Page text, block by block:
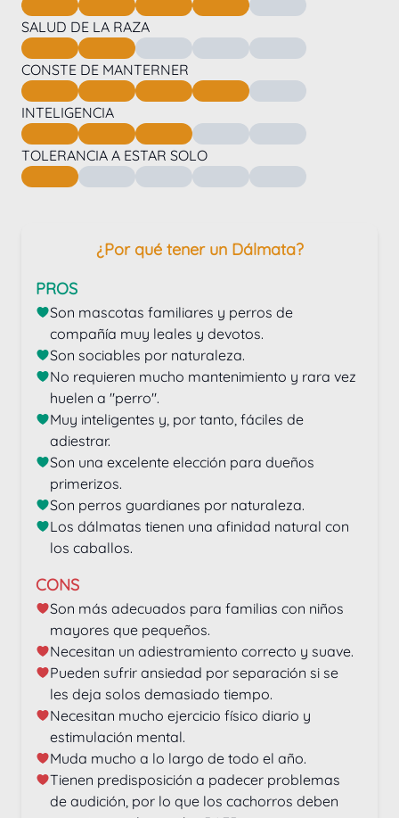
SALUD DE LA RAZA
CONSTE DE MANTERNER
INTELIGENCIA
TOLERANCIA A ESTAR SOLO
¿Por qué tener un Dálmata?
PROS
Son mascotas familiares y perros de
compañía muy leales y devotos.
Son sociables por naturaleza.
No requieren mucho mantenimiento y rara vez
huelen a "perro".
Muy inteligentes y, por tanto, fáciles de
adiestrar.
Son una excelente elección para dueños
primerizos.
Son perros guardianes por naturaleza.
Los dálmatas tienen una afinidad natural con
los caballos.
CONS
Son más adecuados para familias con niños
mayores que pequeños.
Necesitan un adiestramiento correcto y suave.
Pueden sufrir ansiedad por separación si se
les deja solos demasiado tiempo.
Necesitan mucho ejercicio físico diario y
estimulación mental.
Muda mucho a lo largo de todo el año.
Tienen predisposición a padecer problemas
de audición, por lo que los cachorros deben